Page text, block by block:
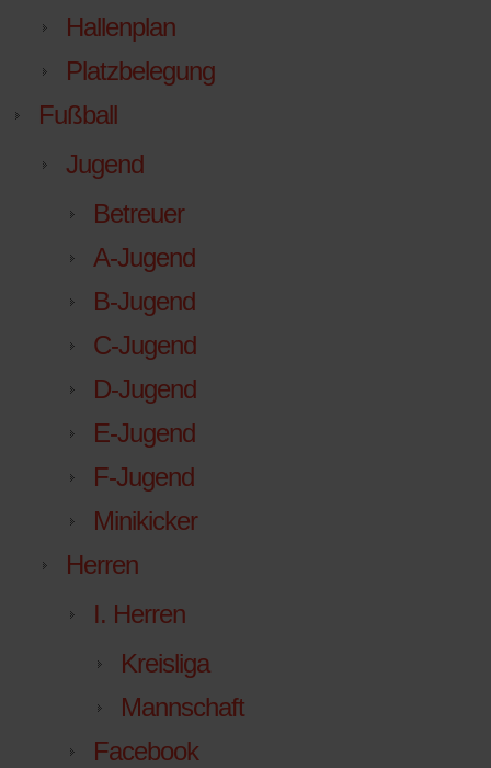
Hallenplan
Platzbelegung
Fußball
Jugend
Betreuer
A-Jugend
B-Jugend
C-Jugend
D-Jugend
E-Jugend
F-Jugend
Minikicker
Herren
I. Herren
Kreisliga
Mannschaft
Facebook